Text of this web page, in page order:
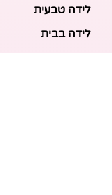
לידה טבעית
לידה בבית